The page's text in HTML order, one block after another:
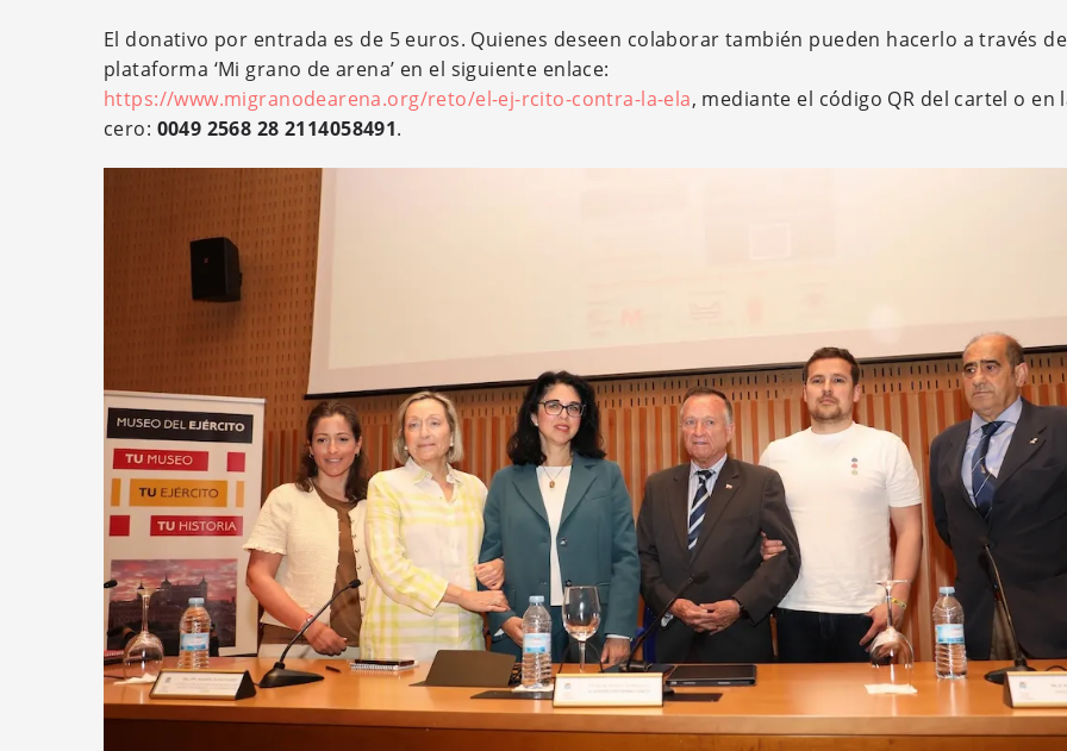
El donativo por entrada es de 5 euros. Quienes deseen colaborar también pueden hacerlo a través
plataforma ‘Mi grano de arena’ en el siguiente enlace:
https://www.migranodearena.org/reto/el-ej-rcito-contra-la-ela, mediante el código QR del cartel o en
cero: 0049 2568 28 2114058491.